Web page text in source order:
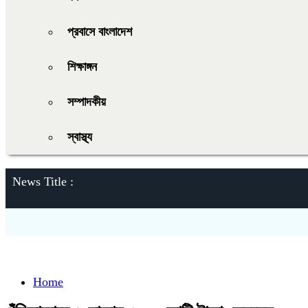
প্রবাসে বাংলাদেশ
শিক্ষাঙ্গন
সম্পাদকীয়
স্বাস্থ্য
News Title :
Home